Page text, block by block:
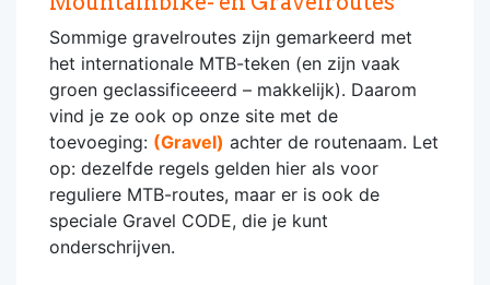
Sommige gravelroutes zijn gemarkeerd met
het internationale MTB-teken (en zijn vaak
groen geclassificeeerd – makkelijk). Daarom
vind je ze ook op onze site met de
toevoeging: (Gravel) achter de routenaam. Let
op: dezelfde regels gelden hier als voor
reguliere MTB-routes, maar er is ook de
speciale Gravel CODE, die je kunt
onderschrijven.